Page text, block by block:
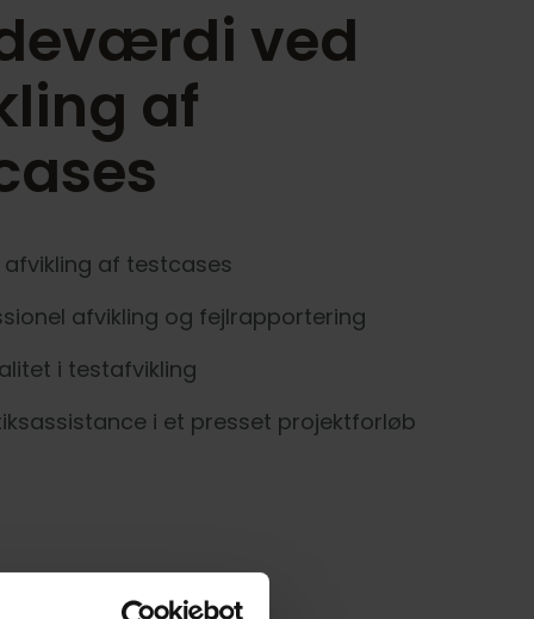
ved
af
afvikling af testcases
afvikling og fejlrapportering
i testafvikling
i et presset projektforløb